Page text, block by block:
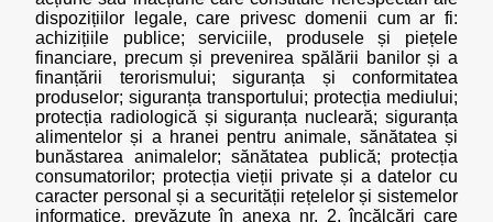
dispozițiilor legale, care privesc domenii cum ar fi:
achizițiile publice; serviciile, produsele și piețele
financiare, precum și prevenirea spălării banilor și a
finanțării terorismului; siguranța și conformitatea
produselor; siguranța transportului; protecția mediului;
protecția radiologică și siguranța nucleară; siguranța
alimentelor și a hranei pentru animale, sănătatea și
bunăstarea animalelor; sănătatea publică; protecția
consumatorilor; protecția vieții private și a datelor cu
caracter personal și a securității rețelelor și sistemelor
informatice, prevăzute în anexa nr. 2, încălcări care